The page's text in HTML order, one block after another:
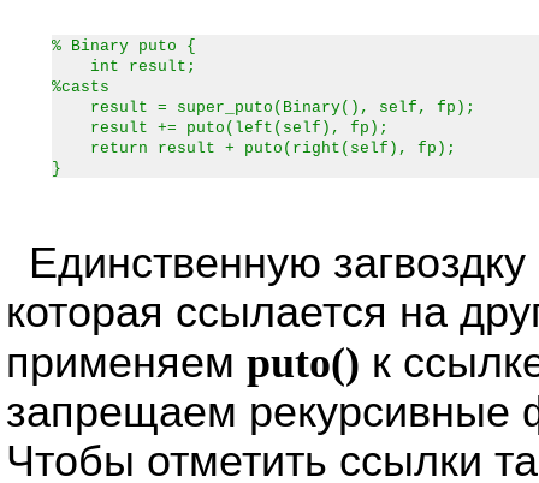
% Binary puto {
int result;
%casts
result = super_puto(Binary(), self, fp);
result += puto(left(self), fp);
return result + puto(right(self), fp);
}
Единственную
которая ссылается на
применяем puto() к
запрещаем рекурсивные
Чтобы отметить ссылки